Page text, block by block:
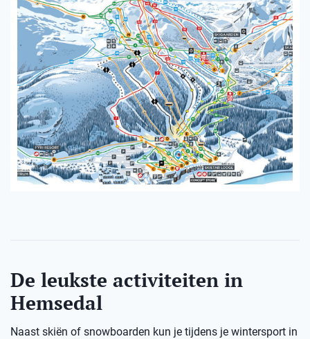
De leukste activiteiten in
Hemsedal
Naast skiën of snowboarden kun je tijdens je wintersport in